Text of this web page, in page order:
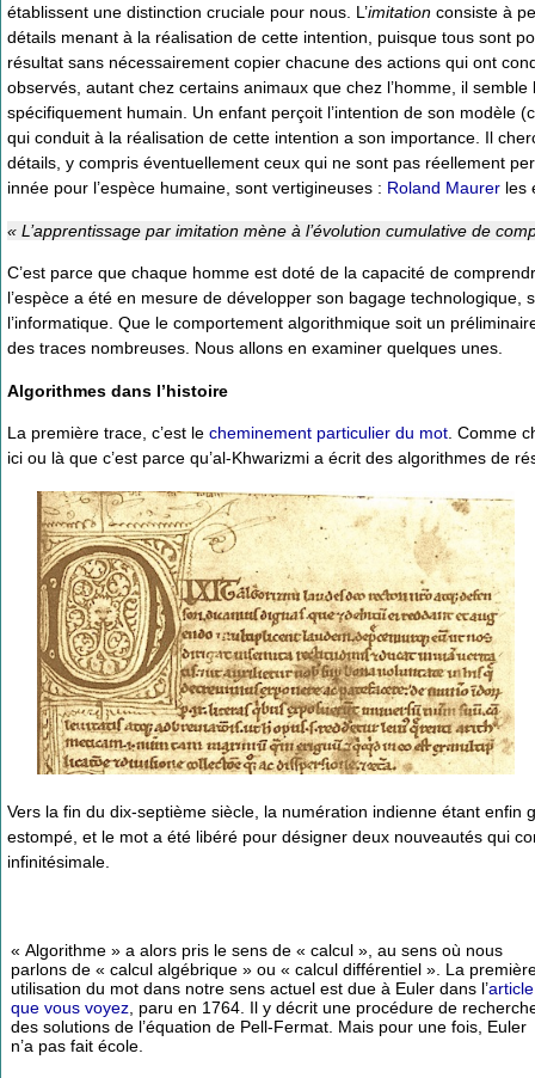
établissent une distinction cruciale pour nous. L’imitation consiste à
détails menant à la réalisation de cette intention, puisque tous sont
résultat sans nécessairement copier chacune des actions qui ont
observés, autant chez certains animaux que chez l’homme, il
spécifiquement humain. Un enfant perçoit l’intention de son
qui conduit à la réalisation de cette intention a son importance. Il
détails, y compris éventuellement ceux qui ne sont pas réellement
innée pour l’espèce humaine, sont vertigineuses : Roland Maurer les
« L’apprentissage par imitation mène à l’évolution cumulative de
C’est parce que chaque homme est doté de la capacité de
l’espèce a été en mesure de développer son bagage
l’informatique. Que le comportement algorithmique soit un
des traces nombreuses. Nous allons en examiner quelques unes.
Algorithmes dans l’histoire
La première trace, c’est le cheminement particulier du mot . Comme
ici ou là que c’est parce qu’al-Khwarizmi a écrit des algorithmes de
Vers la fin du dix-septième siècle, la numération indienne étant enfin
estompé, et le mot a été libéré pour désigner deux nouveautés qui
infinitésimale.
« Algorithme » a alors pris le sens de « calcul », au sens où nous
parlons de « calcul algébrique » ou « calcul différentiel ». La
utilisation du mot dans notre sens actuel est due à Euler dans l’article
que vous voyez , paru en 1764. Il y décrit une procédure de
des solutions de l’équation de Pell-Fermat. Mais pour une fois, Euler
n’a pas fait école.